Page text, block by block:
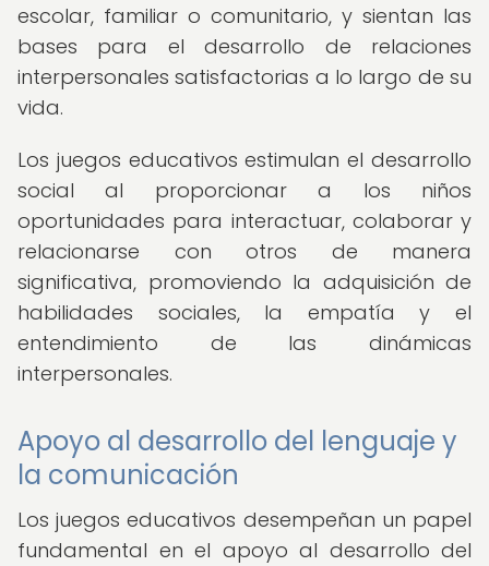
escolar, familiar o comunitario, y sientan las
bases para el desarrollo de relaciones
interpersonales satisfactorias a lo largo de su
vida.
Los juegos educativos estimulan el desarrollo
social al proporcionar a los niños
oportunidades para interactuar, colaborar y
relacionarse con otros de manera
significativa, promoviendo la adquisición de
habilidades sociales, la empatía y el
entendimiento de las dinámicas
interpersonales.
Apoyo al desarrollo del lenguaje y
la comunicación
Los juegos educativos desempeñan un papel
fundamental en el apoyo al desarrollo del